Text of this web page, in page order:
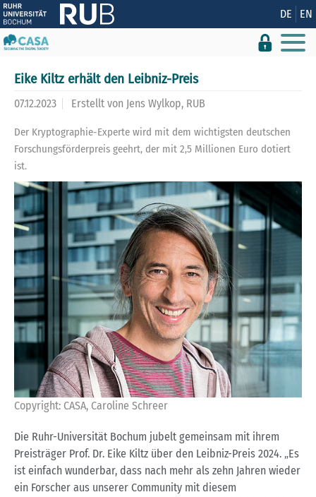
Zeige besser passende Version dieser Seite DE EN
Eike Kiltz erhält den Leibniz-Preis
07.12.2023 Erstellt von Jens Wylkop, RUB
Der Kryptographie-Experte wird mit dem wichtigsten deutschen
Forschungsförderpreis geehrt, der mit 2,5 Millionen Euro dotiert
ist.
Copyright: CASA, Caroline Schreer
Die Ruhr-Universität Bochum jubelt gemeinsam mit ihrem
Preisträger Prof. Dr. Eike Kiltz über den Leibniz-Preis 2024. „Es
ist einfach wunderbar, dass nach mehr als zehn Jahren wieder
ein Forscher aus unserer Community mit diesem